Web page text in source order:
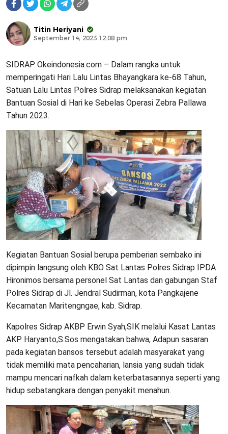
Titin Heriyani
September 14, 2023 12:08 pm
SIDRAP Okeindonesia.com – Dalam rangka untuk
memperingati Hari Lalu Lintas Bhayangkara ke-68 Tahun,
Satuan Lalu Lintas Polres Sidrap melaksanakan kegiatan
Bantuan Sosial di Hari ke Sebelas Operasi Zebra Pallawa
Tahun 2023.
Kegiatan Bantuan Sosial berupa pemberian sembako ini
dipimpin langsung oleh KBO Sat Lantas Polres Sidrap IPDA
Hironimos bersama personel Sat Lantas dan gabungan Staf
Polres Sidrap di Jl. Jendral Sudirman, kota Pangkajene
Kecamatan Maritengngae, kab. Sidrap.
Kapolres Sidrap AKBP Erwin Syah,SIK melalui Kasat Lantas
AKP Haryanto,S.Sos mengatakan bahwa, Adapun sasaran
pada kegiatan bansos tersebut adalah masyarakat yang
tidak memiliki mata pencaharian, lansia yang sudah tidak
mampu mencari nafkah dalam keterbatasannya seperti yang
hidup sebatangkara dengan penyakit menahun.